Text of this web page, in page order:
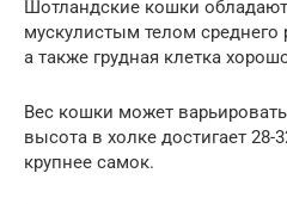
Шотландские кошки
мускулистым телом среднего
а также грудная клетка
Вес кошки может
высота в холке достигает
крупнее самок.